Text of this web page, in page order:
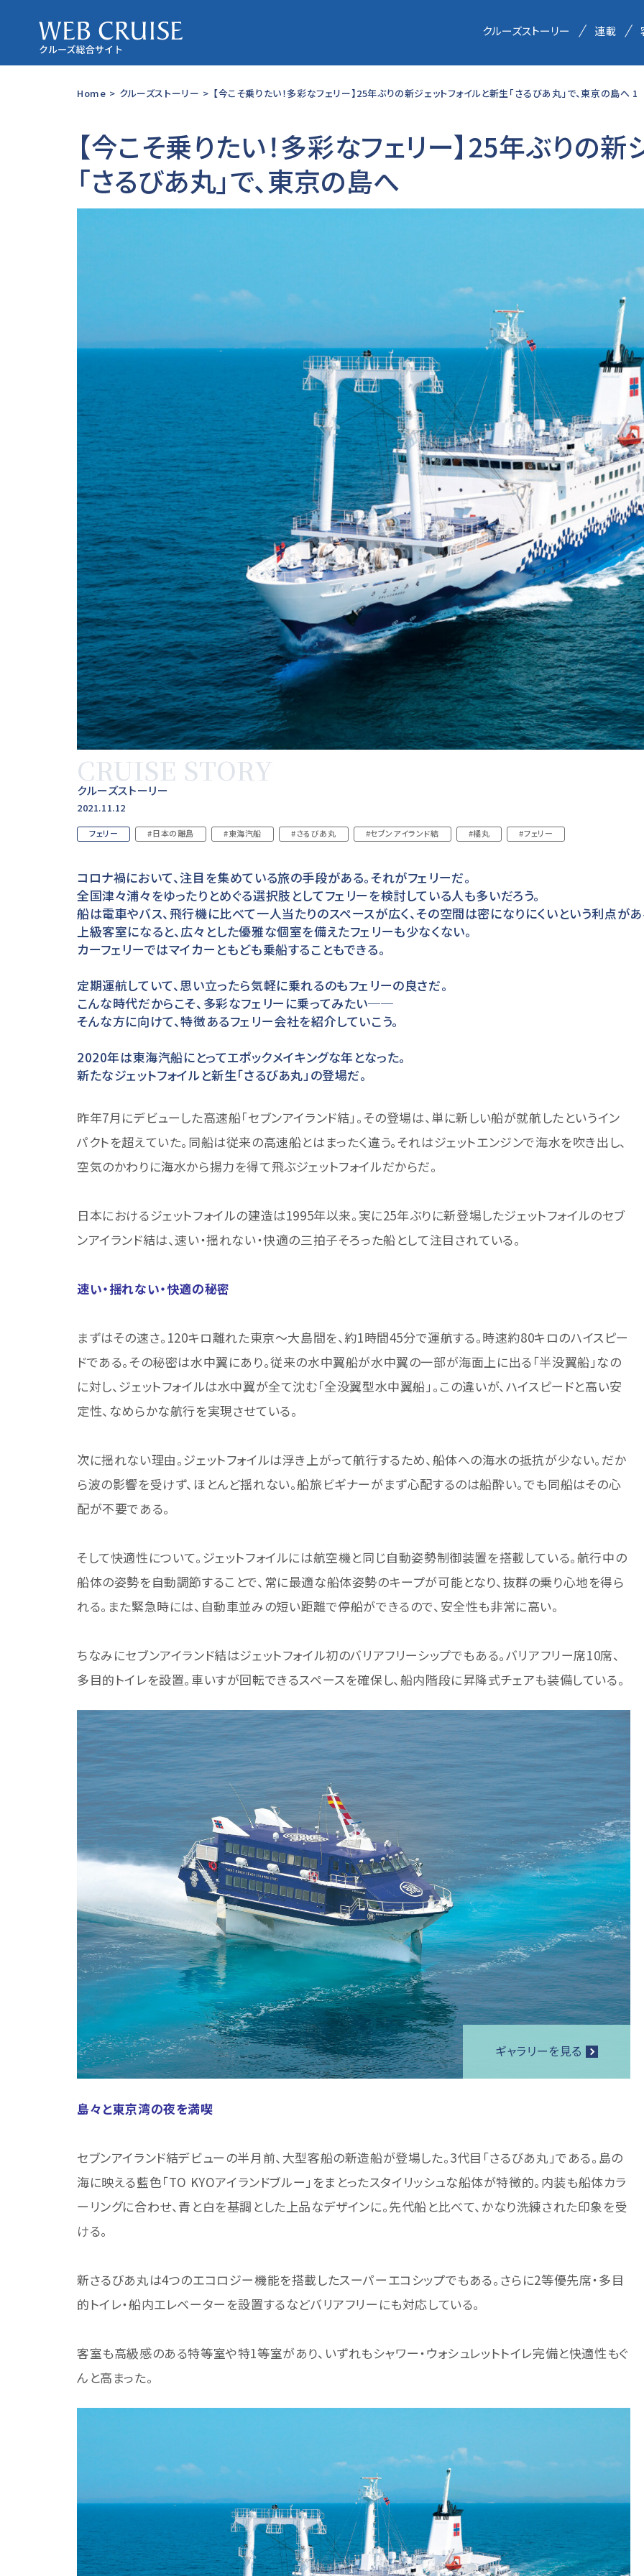
クルーズストーリー 連載
Home > クルーズストーリー > 【今こそ乗りたい！多彩なフェリー】25年ぶりの新ジェットフォイルと新生「さるびあ丸」で、東京の島へ 1
【今こそ乗りたい！多彩なフェリー】25年ぶりの新
「さるびあ丸」で、東京の島へ
CRUISE STORY
クルーズストーリー
2021.11.12
フェリー #日本の離島 #東海汽船 #さるびあ丸 #セブンアイランド結 #橘丸 #フェリー
コロナ禍において、注目を集めている旅の手段がある。それがフェリーだ。
全国津々浦々をゆったりとめぐる選択肢としてフェリーを検討している人も多いだろう。
船は電車やバス、飛行機に比べて一人当たりのスペースが広く、その空間は密になりにくいという利点があ
上級客室になると、広々とした優雅な個室を備えたフェリーも少なくない。
カーフェリーではマイカーともども乗船することもできる。
定期運航していて、思い立ったら気軽に乗れるのもフェリーの良さだ。
こんな時代だからこそ、多彩なフェリーに乗ってみたい──
そんな方に向けて、特徴あるフェリー会社を紹介していこう。
2020年は東海汽船にとってエポックメイキングな年となった。
新たなジェットフォイルと新生「さるびあ丸」の登場だ。
昨年7月にデビューした高速船「セブンアイランド結」。その登場は、単に新しい船が就航したというイン
パクトを超えていた。同船は従来の高速船とはまったく違う。それはジェットエンジンで海水を吹き出し、
空気のかわりに海水から揚力を得て飛ぶジェットフォイルだからだ。
日本におけるジェットフォイルの建造は1995年以来。実に25年ぶりに新登場したジェットフォイルのセブ
ンアイランド結は、速い・揺れない・快適の三拍子そろった船として注目されている。
速い・揺れない・快適の秘密
まずはその速さ。120キロ離れた東京〜大島間を、約1時間45分で運航する。時速約80キロのハイスピー
ドである。その秘密は水中翼にあり。従来の水中翼船が水中翼の一部が海面上に出る「半没翼船」なの
に対し、ジェットフォイルは水中翼が全て沈む「全没翼型水中翼船」。この違いが、ハイスピードと高い安
定性、なめらかな航行を実現させている。
次に揺れない理由。ジェットフォイルは浮き上がって航行するため、船体への海水の抵抗が少ない。だか
ら波の影響を受けず、ほとんど揺れない。船旅ビギナーがまず心配するのは船酔い。でも同船はその心
配が不要である。
そして快適性について。ジェットフォイルには航空機と同じ自動姿勢制御装置を搭載している。航行中の
船体の姿勢を自動調節することで、常に最適な船体姿勢のキープが可能となり、抜群の乗り心地を得ら
れる。また緊急時には、自動車並みの短い距離で停船ができるので、安全性も非常に高い。
ちなみにセブンアイランド結はジェットフォイル初のバリアフリーシップでもある。バリアフリー席10席、
多目的トイレを設置。車いすが回転できるスペースを確保し、船内階段に昇降式チェアも装備している。
ギャラリーを見る
島々と東京湾の夜を満喫
セブンアイランド結デビューの半月前、大型客船の新造船が登場した。3代目「さるびあ丸」である。島の
海に映える藍色「TO KYOアイランドブルー」をまとったスタイリッシュな船体が特徴的。内装も船体カラ
ーリングに合わせ、青と白を基調とした上品なデザインに。先代船と比べて、かなり洗練された印象を受
ける。
新さるびあ丸は4つのエコロジー機能を搭載したスーパーエコシップでもある。さらに2等優先席・多目
的トイレ・船内エレベーターを設置するなどバリアフリーにも対応している。
客室も高級感のある特等室や特1等室があり、いずれもシャワー・ウォシュレットトイレ完備と快適性もぐ
んと高まった。